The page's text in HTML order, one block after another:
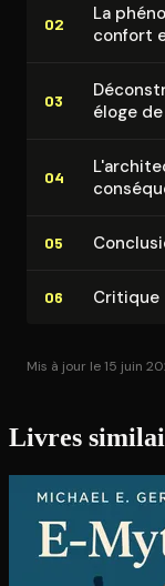
02
La
confort
03
éloge
04
05
06 Critique
Mis à jour le 15 juin
Livres